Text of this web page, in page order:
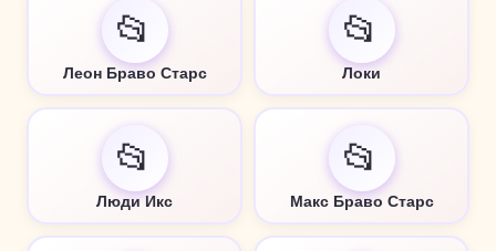
📂
Леон Браво Старс
📂
Локи
📂
Люди Икс
📂
Макс Браво Старс